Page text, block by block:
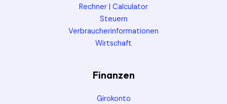
Rechner | Calculator
Steuern
Verbraucherinformationen
Wirtschaft
Finanzen
Girokonto